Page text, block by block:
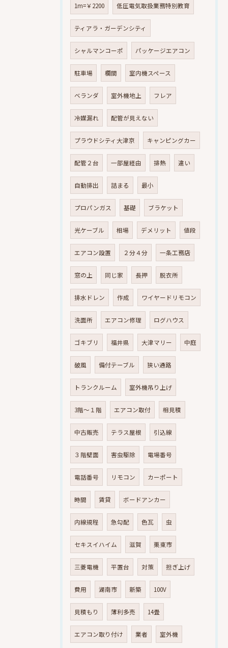
1m=￥2200 低圧電気取扱業務特別教育
ティアラ・ガーデンシティ
シャルマンコーポ パッケージエアコン
駐車場 欄間 室内機スペース
ベランダ 室外機地上 フレア
冷媒漏れ 配管が見えない
プラウドシティ大津京 キャンピングカー
配管２台 一部屋経由 排熱 違い
自動排出 詰まる 最小
プロパンガス 基礎 ブラケット
光ケーブル 相場 デメリット 値段
エアコン設置 ２分４分 一条工務店
窓の上 同じ家 長押 脱衣所
排水ドレン 作成 ワイヤードリモコン
洗面所 エアコン修理 ログハウス
ゴキブリ 福井県 大津マリー 中庭
破風 備付テーブル 狭い通路
トランクルーム 室外機吊り上げ
3階～１階 エアコン取付 相見積
中古販売 テラス屋根 引込線
３階壁面 害虫駆除 電場番号
電話番号 リモコン カーポート
時間 賃貸 ボードアンカー
内線規程 急勾配 色瓦 虫
セキスイハイム 滋賀 栗東市
三菱電機 平置台 対策 担ぎ上げ
費用 湖南市 新築 100V
見積もり 薄利多売 14畳
エアコン取り付け 業者 室外機